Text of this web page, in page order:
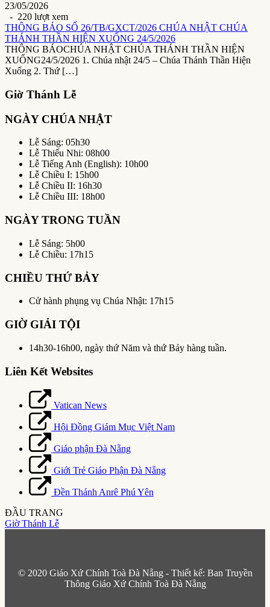
23/05/2026
- 220 lượt xem
THÔNG BÁO SỐ 26/TB/GXCT/2026 CHÚA NHẬT CHÚA
THÁNH THẦN HIỆN XUỐNG 24/5/2026
THÔNG BÁOCHÚA NHẬT CHÚA THÁNH THẦN HIỆN
XUỐNG24/5/2026 1. Chúa nhật 24/5 – Chúa Thánh Thần Hiện
Xuống 2. Thứ […]
Giờ Thánh Lễ
NGÀY CHÚA NHẬT
Lễ Sáng: 05h30
Lễ Thiếu Nhi: 08h00
Lễ Tiếng Anh (English): 10h00
Lễ Chiều I: 15h00
Lễ Chiều II: 16h30
Lễ Chiều III: 18h00
NGÀY TRONG TUẦN
Lễ Sáng: 5h00
Lễ Chiều: 17h15
CHIỀU THỨ BẢY
Cử hành phụng vụ Chúa Nhật: 17h15
GIỜ GIẢI TỘI
14h30-16h00, ngày thứ Năm và thứ Bảy hàng tuần.
Liên Kết Websites
Vatican News
Hội Đồng Giám Mục Việt Nam
Giáo phận Đà Nẵng
Giới Trẻ Giáo Phận Đà Nẵng
Đền Thánh Anrê Phú Yên
ĐẦU TRANG
Giờ Thánh Lễ
© 2020 Giáo Xứ Chính Toà Đà Nẵng - Thiết kế: Ban Truyền
Thông Giáo Xứ Chính Toà Đà Nẵng